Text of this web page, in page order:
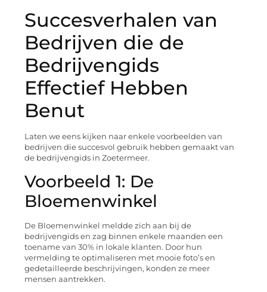
Succesverhalen van
Bedrijven die de
Bedrijvengids
Effectief Hebben
Benut
Laten we eens kijken naar enkele voorbeelden van
bedrijven die succesvol gebruik hebben gemaakt van
de bedrijvengids in Zoetermeer.
Voorbeeld 1: De
Bloemenwinkel
De Bloemenwinkel meldde zich aan bij de
bedrijvengids en zag binnen enkele maanden een
toename van 30% in lokale klanten. Door hun
vermelding te optimaliseren met mooie foto’s en
gedetailleerde beschrijvingen, konden ze meer
mensen aantrekken.